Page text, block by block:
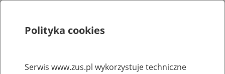
Polityka cookies
Serwis www.zus.pl wykorzystuje techniczne